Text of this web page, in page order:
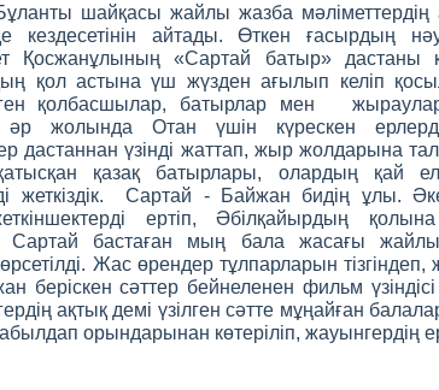
шайқасы жайлы жазба мәліметтердің
кездесетінін айтады. Өткен ғасырдың
Қосжанұлының «Сартай батыр» дастаны
қол астына үш жүзден ағылып келіп
қолбасшылар, батырлар мен
әр жолында Отан үшін күрескен
дастаннан үзінді жаттап, жыр жолдарына
қазақ батырлары, олардың қай
жеткіздік. Сартай - Байжан бидің ұлы.
ертіп, Әбілқайырдың
Сартай бастаған мың бала жасағы жайлы
Жас өрендер тұлпарларын тізгіндеп,
беріскен сәттер бейнеленен фильм
ақтық демі үзілген сәтте мұңайған
орындарынан көтеріліп, жауынгердің